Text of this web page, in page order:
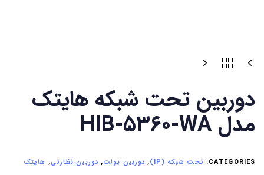
دوربین تحت شبکه هایتک
مدل HIB-5360-WA
CATEGORIES: تحت شبکه (IP) , دوربین بولت, دوربین نظارتی, هایتک